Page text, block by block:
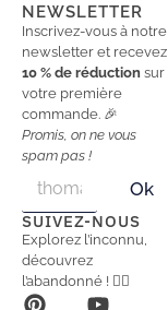
NEWSLETTER
Inscrivez-vous à notre
newsletter et recevez
10 % de réduction sur
votre première
commande. 🎉
Promis, on ne vous
spam pas !
a
i
l
a
i
l
*
Ok
SUIVEZ-NOUS
Explorez l’inconnu,
découvrez
l’abandonné ! 🕵️‍♂️